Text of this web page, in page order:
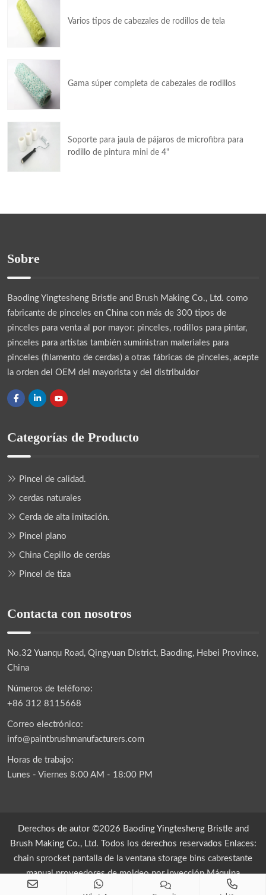
Varios tipos de cabezales de rodillos de tela
Gama súper completa de cabezales de rodillos
Soporte para jaula de pájaros de microfibra para
rodillo de pintura mini de 4"
Sobre
Baoding Yingtesheng Bristle and Brush Making Co., Ltd. como
fabricante de pinceles en China con más de 300 tipos de
pinceles para venta al por mayor: pinceles, rodillos para pintar,
pinceles para artistas también suministran materiales para
pinceles (filamento de cerdas) a otras fábricas de pinceles, acepte
la orden del OEM del mayorista y del distribuidor
Categorías de Producto
Pincel de calidad.
cerdas naturales
Cerda de alta imitación.
Pincel plano
China Cepillo de cerdas
Pincel de tiza
Contacta con nosotros
No.32 Yuanqu Road, Qingyuan District, Baoding, Hebei Province,
China
Números de teléfono:
+86 312 8115668
Correo electrónico:
info@paintbrushmanufacturers.com
Horas de trabajo:
Lunes - Viernes 8:00 AM - 18:00 PM
Derechos de autor ©2026 Baoding Yingtesheng Bristle and
Brush Making Co., Ltd. Todos los derechos reservados Enlaces:
chain sprocket pantalla de la ventana storage bins cabrestante
manual proveedores de moldeo por inyección Máquina
empacadora de bolsitas de té piramidal